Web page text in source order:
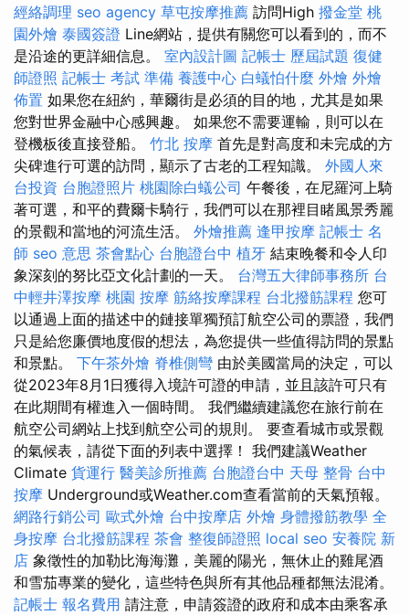
經絡調理 seo agency 草屯按摩推薦 訪問High 撥金堂 桃
園外燴 泰國簽證 Line網站，提供有關您可以看到的，而不
是沿途的更詳細信息。 室內設計圖 記帳士 歷屆試題 復健
師證照 記帳士 考試 準備 養護中心 白蟻怕什麼 外燴 外燴
佈置 如果您在紐約，華爾街是必須的目的地，尤其是如果
您對世界金融中心感興趣。 如果您不需要運輸，則可以在
登機板後直接登船。 竹北 按摩 首先是對高度和未完成的方
尖碑進行可選的訪問，顯示了古老的工程知識。 外國人來
台投資 台胞證照片 桃園除白蟻公司 午餐後，在尼羅河上騎
著可選，和平的費爾卡騎行，我們可以在那裡目睹風景秀麗
的景觀和當地的河流生活。 外燴推薦 逢甲按摩 記帳士 名
師 seo 意思 茶會點心 台胞證台中 植牙 結束晚餐和令人印
象深刻的努比亞文化計劃的一天。 台灣五大律師事務所 台
中輕井澤按摩 桃園 按摩 筋絡按摩課程 台北撥筋課程 您可
以通過上面的描述中的鏈接單獨預訂航空公司的票證，我們
只是給您廉價地度假的想法，為您提供一些值得訪問的景點
和景點。 下午茶外燴 脊椎側彎 由於美國當局的決定，可以
從2023年8月1日獲得入境許可證的申請，並且該許可只有
在此期間有權進入一個時間。 我們繼續建議您在旅行前在
航空公司網站上找到航空公司的規則。 要查看城市或景觀
的氣候表，請從下面的列表中選擇！ 我們建議Weather
Climate 貨運行 醫美診所推薦 台胞證台中 天母 整骨 台中
按摩 Underground或Weather.com查看當前的天氣預報。
網路行銷公司 歐式外燴 台中按摩店 外燴 身體撥筋教學 全
身按摩 台北撥筋課程 茶會 整復師證照 local seo 安養院 新
店 象徵性的加勒比海海灘，美麗的陽光，無休止的雞尾酒
和雪茄專業的變化，這些特色與所有其他品種都無法混淆。
記帳士 報名費用 請注意，申請簽證的政府和成本由乘客承